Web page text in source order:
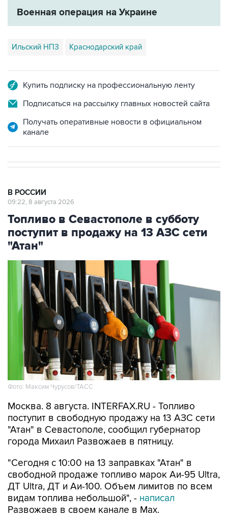
Военная операция на Украине
Ильский НПЗ Краснодарский край
Купить подписку на профессиональную ленту
Подписаться на рассылку главных новостей сайта
Получать оперативные новости в официальном
канале
В РОССИИ
09:22, 8 августа 2026
Топливо в Севастополе в субботу
поступит в продажу на 13 АЗС сети
"Атан"
Фото: Максим Чурусов/ТАСС
Москва. 8 августа. INTERFAX.RU - Топливо
поступит в свободную продажу на 13 АЗС сети
"Атан" в Севастополе, сообщил губернатор
города Михаил Развожаев в пятницу.
"Сегодня с 10:00 на 13 заправках "Атан" в
свободной продаже топливо марок Аи-95 Ultra,
ДТ Ultra, ДТ и Аи-100. Объем лимитов по всем
видам топлива небольшой", - написал
Развожаев в своем канале в Max.